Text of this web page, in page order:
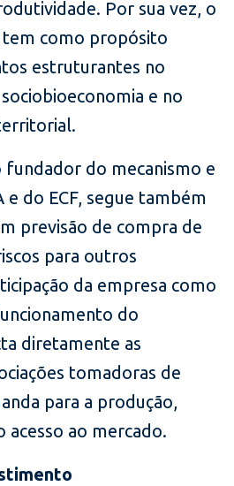
Por sua vez, o
como propósito
estruturantes no
e no
do mecanismo e
e do ECF, segue também
previsão de compra de
para outros
da empresa como
do
diretamente as
tomadoras de
para a produção,
acesso ao mercado.